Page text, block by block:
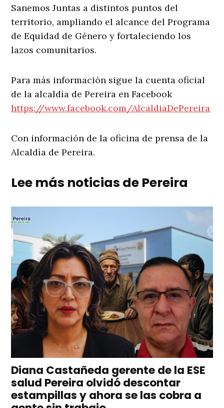
Sanemos Juntas a distintos puntos del
territorio, ampliando el alcance del Programa
de Equidad de Género y fortaleciendo los
lazos comunitarios.
Para más información sigue la cuenta oficial
de la alcaldía de Pereira en Facebook
https://www.facebook.com/AlcaldiaDePereira
Con información de la oficina de prensa de la
Alcaldía de Pereira.
Lee más noticias de Pereira
Diana Castañeda gerente de la ESE
salud Pereira olvidó descontar
estampillas y ahora se las cobra a